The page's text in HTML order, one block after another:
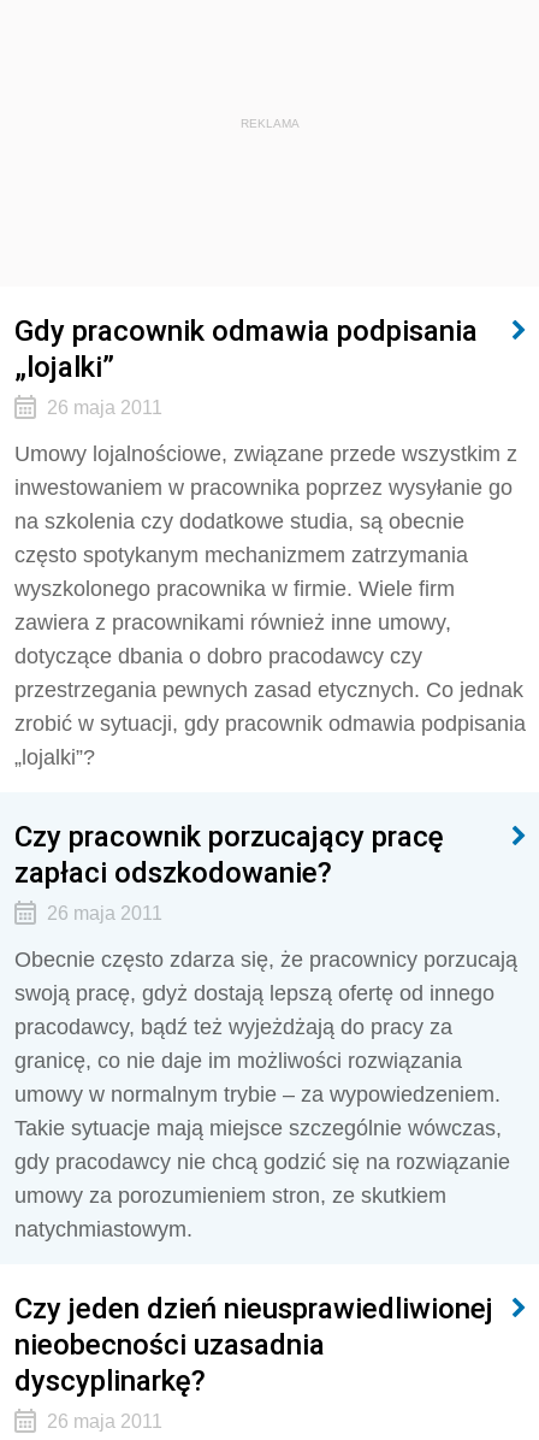
REKLAMA
Gdy pracownik odmawia podpisania
„lojalki”
26 maja 2011
Umowy lojalnościowe, związane przede wszystkim z
inwestowaniem w pracownika poprzez wysyłanie go
na szkolenia czy dodatkowe studia, są obecnie
często spotykanym mechanizmem zatrzymania
wyszkolonego pracownika w firmie. Wiele firm
zawiera z pracownikami również inne umowy,
dotyczące dbania o dobro pracodawcy czy
przestrzegania pewnych zasad etycznych. Co jednak
zrobić w sytuacji, gdy pracownik odmawia podpisania
„lojalki”?
Czy pracownik porzucający pracę
zapłaci odszkodowanie?
26 maja 2011
Obecnie często zdarza się, że pracownicy porzucają
swoją pracę, gdyż dostają lepszą ofertę od innego
pracodawcy, bądź też wyjeżdżają do pracy za
granicę, co nie daje im możliwości rozwiązania
umowy w normalnym trybie – za wypowiedzeniem.
Takie sytuacje mają miejsce szczególnie wówczas,
gdy pracodawcy nie chcą godzić się na rozwiązanie
umowy za porozumieniem stron, ze skutkiem
natychmiastowym.
Czy jeden dzień nieusprawiedliwionej
nieobecności uzasadnia
dyscyplinarkę?
26 maja 2011